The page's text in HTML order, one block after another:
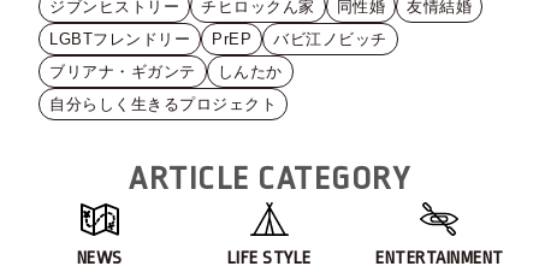
ジブンヒストリー
チヒロックん家 同性婚
友情結婚
LGBTフレンドリー
PrEP
バビ江ノビッチ
ブリアナ・ギガンテ
しんたか
自分らしく生きるプロジェクト
ARTICLE CATEGORY
NEWS LIFE STYLE ENTERTAINMENT